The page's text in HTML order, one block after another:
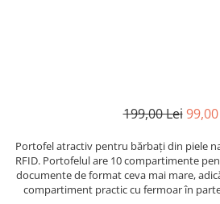
199,00 Lei
Portofel atractiv pentru bărbați din piele
RFID. Portofelul are 10 compartimente
documente de format ceva mai mare,
compartiment practic cu fermoar în